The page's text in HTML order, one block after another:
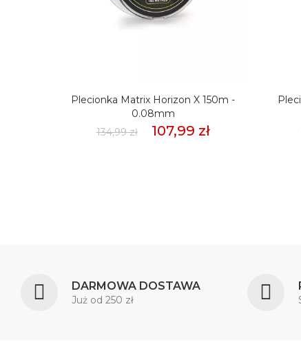
Plecionka Matrix Horizon X 150m -
0.08mm
134,99 zł
107,99 zł
DARMOWA DOSTAWA
Już od 250 zł